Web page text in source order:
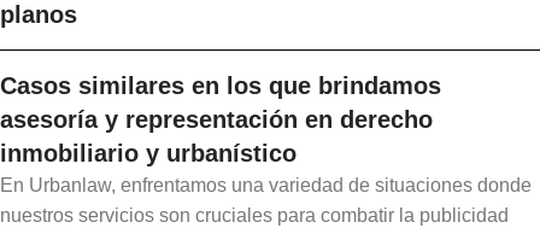
planos
Casos similares en los que brindamos
asesoría y representación en derecho
inmobiliario y urbanístico
En Urbanlaw, enfrentamos una variedad de situaciones donde
nuestros servicios son cruciales para combatir la publicidad